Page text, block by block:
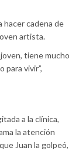
hacer cadena de
artista.
tiene mucho
para vivir”,
a la clínica,
la atención
Juan la golpeó,